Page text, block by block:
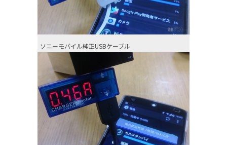
ソニーモバイル純正USBケーブル